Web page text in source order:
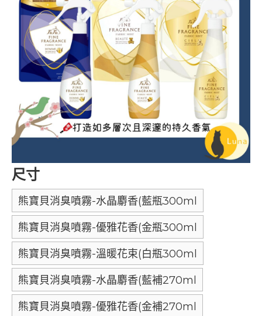
尺寸
熊寶貝消臭噴霧-水晶麝香(藍瓶300ml
熊寶貝消臭噴霧-優雅花香(金瓶300ml
熊寶貝消臭噴霧-溫暖花束(白瓶300ml
熊寶貝消臭噴霧-水晶麝香(藍補270ml
熊寶貝消臭噴霧-優雅花香(金補270ml